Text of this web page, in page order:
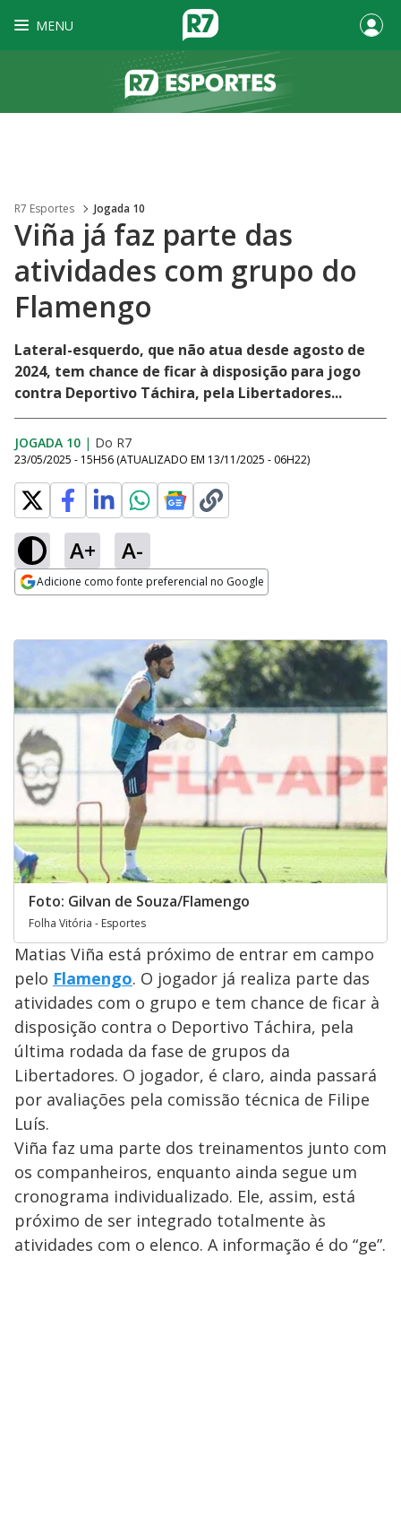
MENU
R7 Esportes Jogada 10
Viña já faz parte das
atividades com grupo do
Flamengo
Lateral-esquerdo, que não atua desde agosto de
2024, tem chance de ficar à disposição para jogo
contra Deportivo Táchira, pela Libertadores...
JOGADA 10 | Do R7
23/05/2025 - 15H56 (ATUALIZADO EM 13/11/2025 - 06H22)
A+ A-
Adicione como fonte preferencial no Google
Foto: Gilvan de Souza/Flamengo
Folha Vitória - Esportes
Matias Viña está próximo de entrar em campo
pelo Flamengo. O jogador já realiza parte das
atividades com o grupo e tem chance de ficar à
disposição contra o Deportivo Táchira, pela
última rodada da fase de grupos da
Libertadores. O jogador, é claro, ainda passará
por avaliações pela comissão técnica de Filipe
Luís.
Viña faz uma parte dos treinamentos junto com
os companheiros, enquanto ainda segue um
cronograma individualizado. Ele, assim, está
próximo de ser integrado totalmente às
atividades com o elenco. A informação é do “ge”.